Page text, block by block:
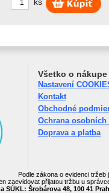
Všetko o nákupe
Nastavení
Kontakt
Obchodné
Ochrana osobních
Doprava a platba
Podle zákona o evidenci
zaevidovat přijatou tržbu u
SÚKL: Šrobárova 48, 100 41